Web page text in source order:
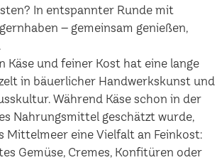
In entspannter Runde mit
– gemeinsam genießen,
Käse und feiner Kost hat eine lange
in bäuerlicher Handwerkskunst und
Während Käse schon in der
Nahrungsmittel geschätzt wurde,
Mittelmeer eine Vielfalt an Feinkost:
Gemüse, Cremes, Konfitüren oder